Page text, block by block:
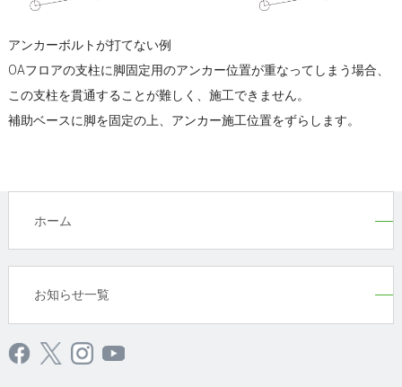
アンカーボルトが打てない例
OAフロアの支柱に脚固定用のアンカー位置が重なってしまう場合、
この支柱を貫通することが難しく、施工できません。
補助ベースに脚を固定の上、アンカー施工位置をずらします。
ホーム
お知らせ一覧